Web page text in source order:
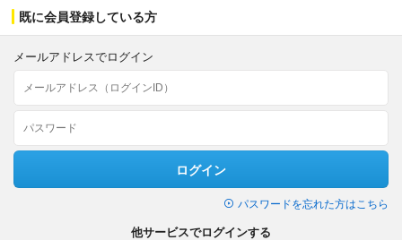
既に会員登録している方
メールアドレスでログイン
ログイン
パスワードを忘れた方はこちら
他サービスでログインする